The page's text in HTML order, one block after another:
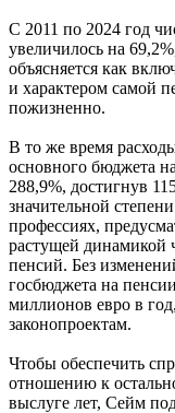
С 2011 по 2024 год
увеличилось на
объясняется как
и характером самой
пожизненно.
В то же время
основного бюджета
288,9%, достигнув
значительной
профессиях,
растущей динамикой
пенсий. Без
госбюджета на
миллионов евро в
законопроектам.
Чтобы обеспечить
отношению к
выслуге лет, Сейм